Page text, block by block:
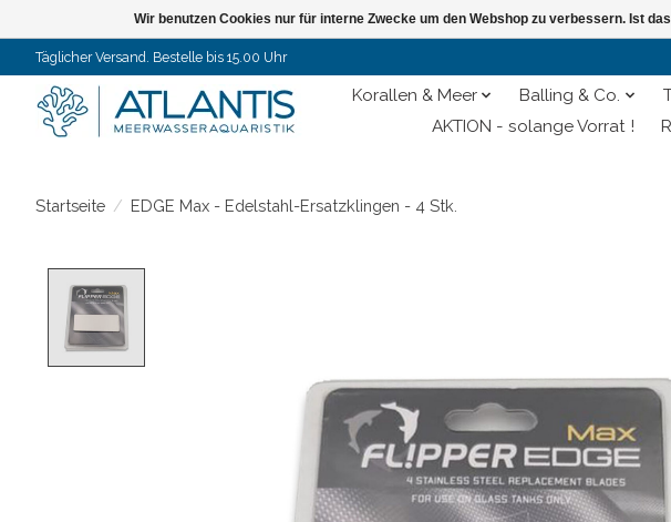
Täglicher Versand. Bestelle bis 15.00 Uhr
Korallen & Meer Balling & Co.
AKTION - solange Vorrat !
Startseite / EDGE Max - Edelstahl-Ersatzklingen - 4 Stk.
Wir benutzen Cookies nur für interne Zwecke um den Webshop zu verbessern. Ist